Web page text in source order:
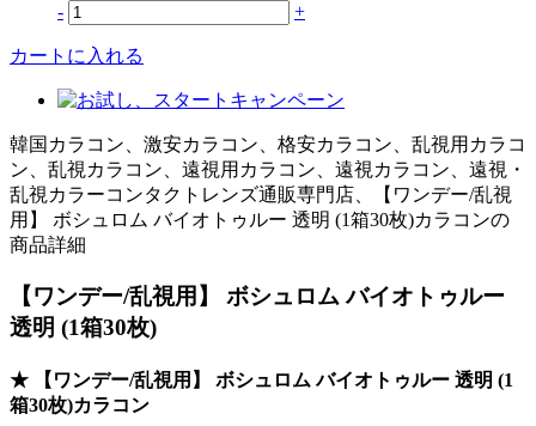
- +
カートに入れる
韓国カラコン、激安カラコン、格安カラコン、乱視用カラコ
ン、乱視カラコン、遠視用カラコン、遠視カラコン、遠視・
乱視カラーコンタクトレンズ通販専門店、【ワンデー/乱視
用】 ボシュロム バイオトゥルー 透明 (1箱30枚)カラコンの
商品詳細
【ワンデー/乱視用】 ボシュロム バイオトゥルー
透明 (1箱30枚)
★ 【ワンデー/乱視用】 ボシュロム バイオトゥルー 透明 (1
箱30枚)カラコン